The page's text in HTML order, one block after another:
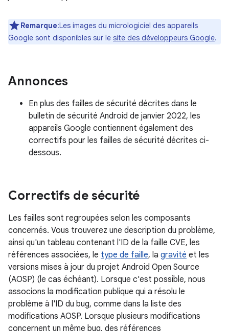
Remarque:Les images du micrologiciel des appareils
Google sont disponibles sur le site des développeurs Google.
Annonces
En plus des failles de sécurité décrites dans le
bulletin de sécurité Android de janvier 2022, les
appareils Google contiennent également des
correctifs pour les failles de sécurité décrites ci-
dessous.
Correctifs de sécurité
Les failles sont regroupées selon les composants
concernés. Vous trouverez une description du problème,
ainsi qu'un tableau contenant l'ID de la faille CVE, les
références associées, le type de faille, la gravité et les
versions mises à jour du projet Android Open Source
(AOSP) (le cas échéant). Lorsque c'est possible, nous
associons la modification publique qui a résolu le
problème à l'ID du bug, comme dans la liste des
modifications AOSP. Lorsque plusieurs modifications
concernent un même bug, des références